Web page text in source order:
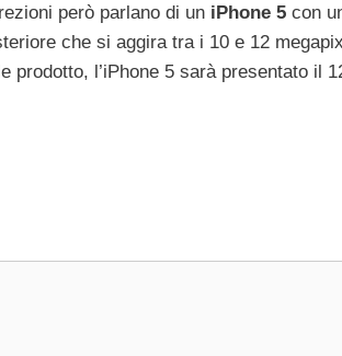
però parlano di un iPhone 5 con
che si aggira tra i 10 e 12
prodotto, l’iPhone 5 sarà presentato il